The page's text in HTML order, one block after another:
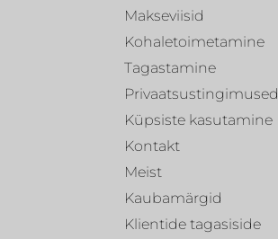
Makseviisid
Kohaletoimetamine
Tagastamine
Privaatsustingimused
Küpsiste kasutamine
Kontakt
Meist
Kaubamärgid
Klientide tagasiside